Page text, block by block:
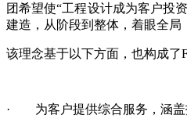
团希望使“工程设计成为客户投
建造，从阶段到整体，着眼全局
该理念基于以下方面，也构成了
· 为客户提供综合服务，涵盖